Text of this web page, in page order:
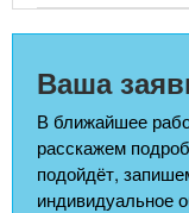
Ваша
В ближайшее
расскажем
подойдёт,
индивидуальное